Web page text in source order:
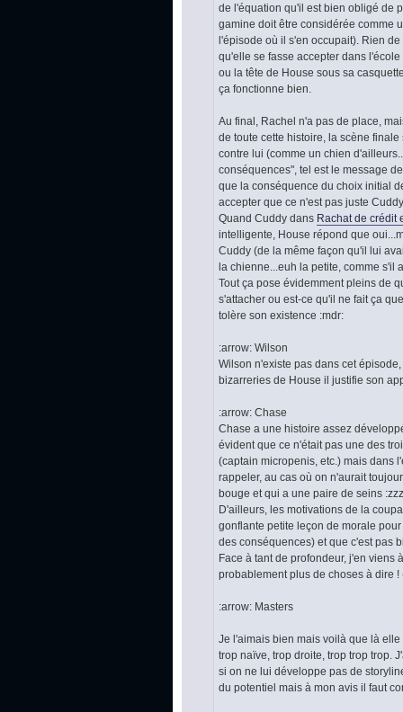
de l'équation qu'il est bien obligé de
gamine doit être considérée comme
l'épisode où il s'en occupait). Rien
qu'elle se fasse accepter dans
ou la tête de House sous sa
ça fonctionne bien.
Au final, Rachel n'a pas de place,
de toute cette histoire, la scène
contre lui (comme un chien
conséquences", tel est le message
que la conséquence du choix initial
accepter que ce n'est pas juste
Quand Cuddy dans Rachat de crédit
intelligente, House répond que
Cuddy (de la même façon qu'il lui
la chienne...euh la petite, comme s'il
Tout ça pose évidemment pleins de
s'attacher ou est-ce qu'il ne fait ça
tolère son existence :mdr:
:arrow: Wilson
Wilson n'existe pas dans cet
bizarreries de House il justifie son
:arrow: Chase
Chase a une histoire assez
évident que ce n'était pas une des
(captain micropenis, etc.) mais dans
rappeler, au cas où on n'aurait
bouge et qui a une paire de seins
D'ailleurs, les motivations de la
gonflante petite leçon de morale
des conséquences) et que c'est pas
Face à tant de profondeur, j'en viens
probablement plus de choses à dire
:arrow: Masters
Je l'aimais bien mais voilà que là
trop naïve, trop droite, trop trop trop.
si on ne lui développe pas de
du potentiel mais à mon avis il faut